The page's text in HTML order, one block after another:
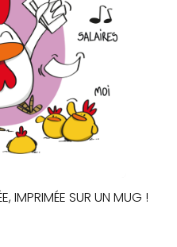
IMPRIMÉE SUR UN MUG !